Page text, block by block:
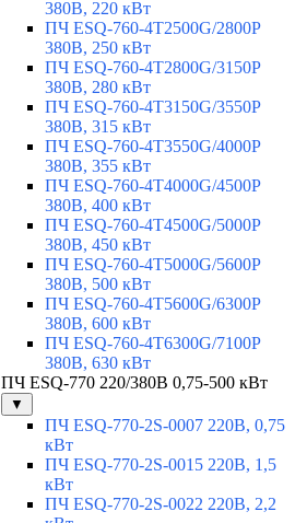
380В, 220 кВт
ПЧ ESQ-760-4T2500G/2800P
380В, 250 кВт
ПЧ ESQ-760-4T2800G/3150P
380В, 280 кВт
ПЧ ESQ-760-4T3150G/3550P
380В, 315 кВт
ПЧ ESQ-760-4T3550G/4000P
380В, 355 кВт
ПЧ ESQ-760-4T4000G/4500P
380В, 400 кВт
ПЧ ESQ-760-4T4500G/5000P
380В, 450 кВт
ПЧ ESQ-760-4T5000G/5600P
380В, 500 кВт
ПЧ ESQ-760-4T5600G/6300P
380В, 600 кВт
ПЧ ESQ-760-4T6300G/7100P
380В, 630 кВт
ПЧ ESQ-770 220/380В 0,75-500 кВт
▼
ПЧ ESQ-770-2S-0007 220В, 0,75
кВт
ПЧ ESQ-770-2S-0015 220В, 1,5
кВт
ПЧ ESQ-770-2S-0022 220В, 2,2